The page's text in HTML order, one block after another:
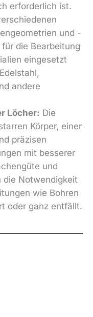
erforderlich ist.
und -
die Bearbeitung
eingesetzt
andere
Löcher: Die
Körper, einer
präzisen
mit besserer
und
die Notwendigkeit
wie Bohren
oder ganz entfällt.